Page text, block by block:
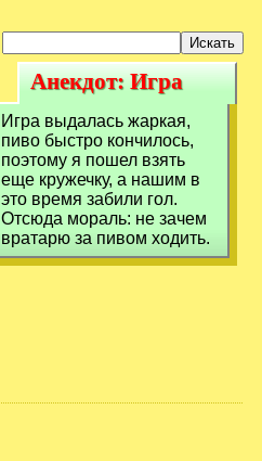
Анекдот: Игра
выдалась
жаркая, пиво
быстро
кончилось,
Анекдот: Игра
выдалась жаркая,
пиво быстро
кончилось,
Игра выдалась жаркая,
пиво быстро кончилось,
поэтому я пошел взять
еще кружечку, а нашим в
это время забили гол.
Отсюда мораль: не зачем
вратарю за пивом ходить.